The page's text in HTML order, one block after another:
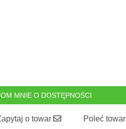
MNIE O DOSTĘPNOŚCI
o towar Poleć towar